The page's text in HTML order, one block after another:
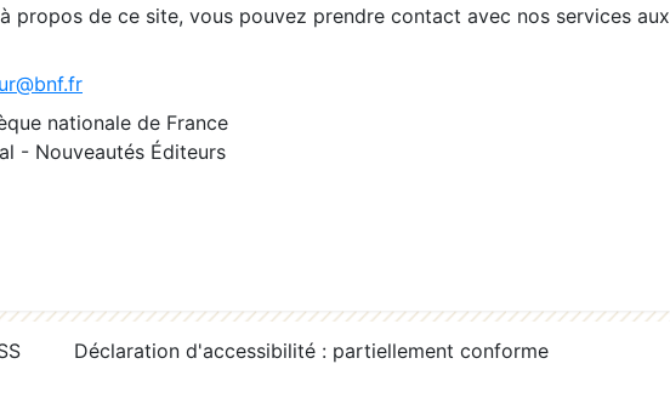
propos de ce site, vous pouvez prendre contact avec nos services aux
nationale de France
- Nouveautés Éditeurs
Déclaration d'accessibilité : partiellement conforme